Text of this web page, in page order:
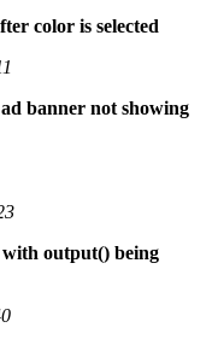
color is selected
banner not showing
with output() being